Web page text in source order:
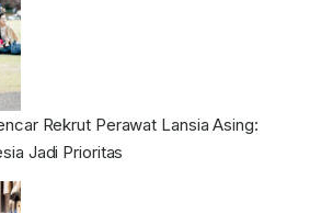
Rekrut Perawat Lansia Asing:
Jadi Prioritas